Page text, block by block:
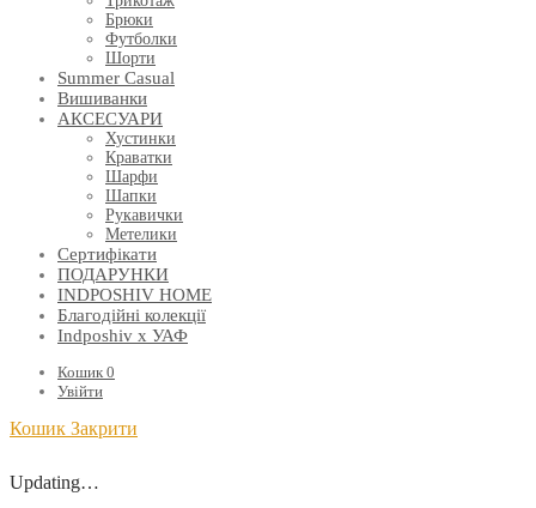
Брюки
Футболки
Шорти
Summer Casual
Вишиванки
АКСЕСУАРИ
Хустинки
Краватки
Шарфи
Шапки
Рукавички
Метелики
Сертифікати
ПОДАРУНКИ
INDPOSHIV HOME
Благодійні колекції
Indposhiv x УАФ
Кошик 0
Увійти
Кошик Закрити
Updating…